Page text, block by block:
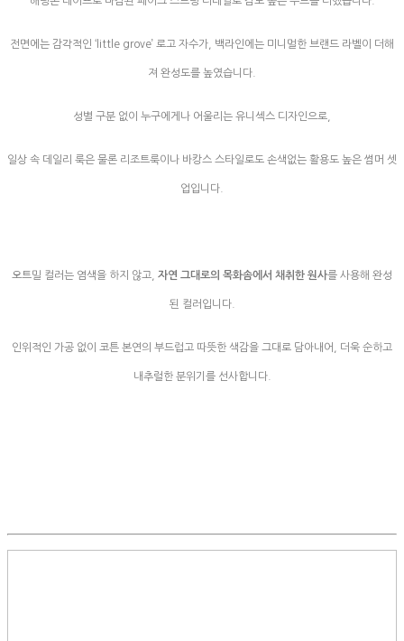
전면에는 감각적인 ‘little grove’ 로고 자수가, 백라인에는 미니멀한 브랜드 라벨이 더해
져 완성도를 높였습니다.
성별 구분 없이 누구에게나 어울리는 유니섹스 디자인으로,
일상 속 데일리 룩은 물론 리조트룩이나 바캉스 스타일로도 손색없는 활용도 높은 썸머 셋
업입니다.
오트밀 컬러는 염색을 하지 않고, 자연 그대로의 목화솜에서 채취한 원사를 사용해 완성
된 컬러입니다.
인위적인 가공 없이 코튼 본연의 부드럽고 따뜻한 색감을 그대로 담아내어, 더욱 순하고
내추럴한 분위기를 선사합니다.